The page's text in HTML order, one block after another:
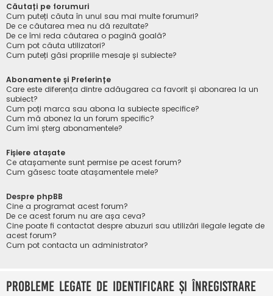
Căutați pe forumuri
Cum puteți căuta în unul sau mai multe forumuri?
De ce căutarea mea nu dă rezultate?
De ce îmi reda căutarea o pagină goală?
Cum pot căuta utilizatori?
Cum puteți găsi propriile mesaje și subiecte?
Abonamente și Preferințe
Care este diferența dintre adăugarea ca favorit și abonarea la un
subiect?
Cum poți marca sau abona la subiecte specifice?
Cum mă abonez la un forum specific?
Cum îmi șterg abonamentele?
Fișiere atașate
Ce atașamente sunt permise pe acest forum?
Cum găsesc toate atașamentele mele?
Despre phpBB
Cine a programat acest forum?
De ce acest forum nu are așa ceva?
Cine poate fi contactat despre abuzuri sau utilizări ilegale legate de
acest forum?
Cum pot contacta un administrator?
Probleme legate de identificare și înregistrare